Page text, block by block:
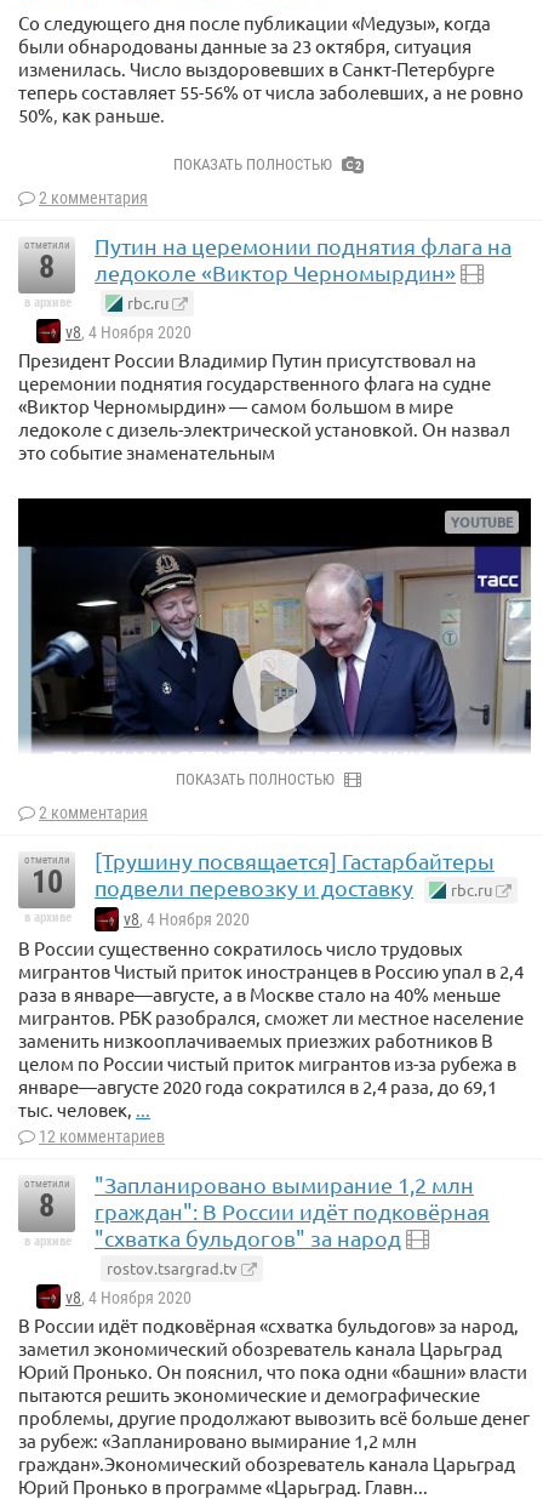
Со следующего дня после публикации «Медузы», когда
были обнародованы данные за 23 октября, ситуация
изменилась. Число выздоровевших в Санкт-Петербурге
теперь составляет 55-56% от числа заболевших, а не ровно
50%, как раньше.
ПОКАЗАТЬ ПОЛНОСТЬЮ 2
2 комментария
отметили
8
в архиве
Путин на церемонии поднятия флага на
ледоколе «Виктор Черномырдин»
rbc.ru
v8, 4 Ноября 2020
Президент России Владимир Путин присутствовал на
церемонии поднятия государственного флага на судне
«Виктор Черномырдин» — самом большом в мире
ледоколе с дизель-электрической установкой. Он назвал
это событие знаменательным
ПОКАЗАТЬ ПОЛНОСТЬЮ
2 комментария
отметили
10
в архиве
[Трушину посвящается] Гастарбайтеры
подвели перевозку и доставку
rbc.ru
v8, 4 Ноября 2020
В России существенно сократилось число трудовых
мигрантов Чистый приток иностранцев в Россию упал в 2,4
раза в январе—августе, а в Москве стало на 40% меньше
мигрантов. РБК разобрался, сможет ли местное население
заменить низкооплачиваемых приезжих работников В
целом по России чистый приток мигрантов из-за рубежа в
январе—августе 2020 года сократился в 2,4 раза, до 69,1
тыс. человек,
12 комментариев
отметили
8
в архиве
"Запланировано вымирание 1,2 млн
граждан": В России идёт подковёрная
"схватка бульдогов" за народ
rostov.tsargrad.tv
v8, 4 Ноября 2020
В России идёт подковёрная «схватка бульдогов» за народ,
заметил экономический обозреватель канала Царьград
Юрий Пронько. Он пояснил, что пока одни «башни» власти
пытаются решить экономические и демографические
проблемы, другие продолжают вывозить всё больше денег
за рубеж: «Запланировано вымирание 1,2 млн
граждан».Экономический обозреватель канала Царьград
Юрий Пронько в программе «Царьград. Главн...